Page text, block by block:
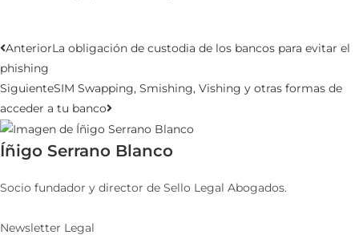
AnteriorLa obligación de custodia de los bancos para evitar el
phishing
SiguienteSIM Swapping, Smishing, Vishing y otras formas de
acceder a tu banco
Íñigo Serrano Blanco
Socio fundador y director de Sello Legal Abogados.
Newsletter Legal